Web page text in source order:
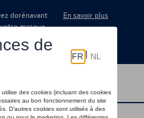
dorénavant
marque
En savoir plus